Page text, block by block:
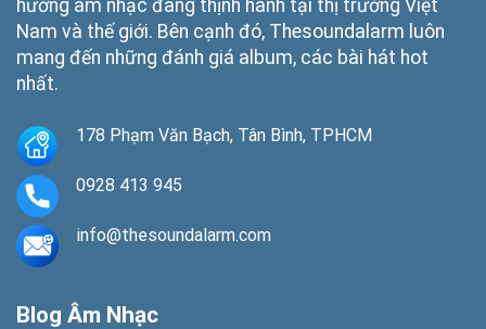
hướng âm nhạc đang thịnh hành tại thị trường Việt
Nam và thế giới. Bên cạnh đó, Thesoundalarm luôn
mang đến những đánh giá album, các bài hát hot
nhất.
178 Phạm Văn Bạch, Tân Bình, TPHCM
0928 413 945
info@thesoundalarm.com
Blog Âm Nhạc